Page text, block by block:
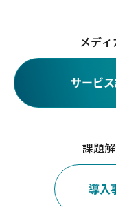
メデ
サービ
課題
導入